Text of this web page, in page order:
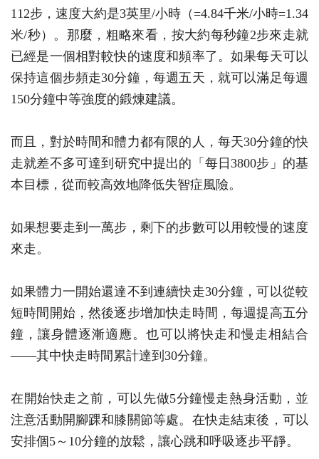
112步，速度大約是3英里/小時（=4.84千米/小時=1.34
米/秒）。那麼，粗略來看，按大約每秒鐘2步來走就
已經是一個相對較快的速度和頻率了。如果每天可以
保持這個步頻走30分鐘，每週五天，就可以滿足每週
150分鐘中等強度的鍛煉建議。
而且，對於時間和體力都有限的人，每天30分鐘的快
走就差不多可達到研究中提出的「每日3800步」的基
本目標，從而較高效地降低失智症風險。
如果想要走到一萬步，剩下的步數可以用較慢的速度
來走。
如果體力一開始還達不到連續快走30分鐘，可以從較
短時間開始，然後逐步增加快走時間，每週提高五分
鐘，讓身體逐漸適應。也可以將快走和慢走相結合
——其中快走時間累計達到30分鐘。
在開始快走之前，可以先做5分鐘慢走熱身活動，並
注意活動開腳踝和膝關節等處。在快走結束後，可以
安排個5～10分鐘的放鬆，讓心跳和呼吸逐步平靜。